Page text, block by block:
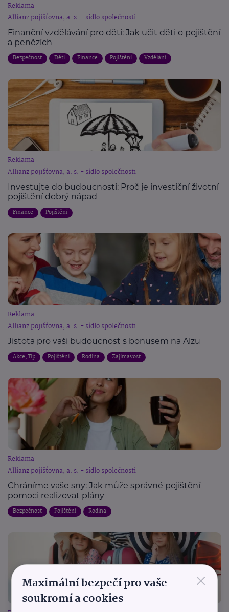
Reklama
Allianz pojišťovna, a. s. - sídlo společnosti
Finanční vzdělávání pro děti: Jak učit děti o pojištění
a penězích
Bezpečnost Děti Finance Pojištění Vzdělání
Reklama
Allianz pojišťovna, a. s. - sídlo společnosti
Investujte do budoucnosti: Proč je investiční životní
pojištění dobrý nápad
Finance Pojištění
Reklama
Allianz pojišťovna, a. s. - sídlo společnosti
Jistota pro vaši budoucnost s bonusem na Alzu
Akce, Tip Pojištění Rodina Zajímavost
Reklama
Allianz pojišťovna, a. s. - sídlo společnosti
Chráníme vaše sny: Jak může správné pojištění
pomoci realizovat plány
Bezpečnost Pojištění Rodina
×
Maximální bezpečí pro vaše
soukromí a cookies